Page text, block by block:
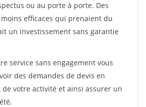
ou au porte à porte. Des
efficaces qui prenaient du
un investissement sans garantie
service sans engagement vous
des demandes de devis en
votre activité et ainsi assurer un